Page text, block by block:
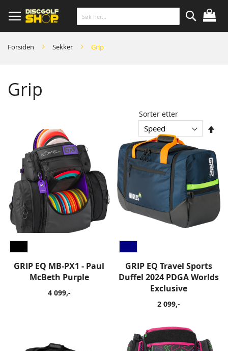
to
Content
Søk
Forsiden Sekker Grip
Grip
Sorter etter
GRIP EQ MB-PX1 - Paul
McBeth Purple
4 099,-
GRIP EQ Travel Sports
Duffel 2024 PDGA Worlds
Exclusive
2 099,-